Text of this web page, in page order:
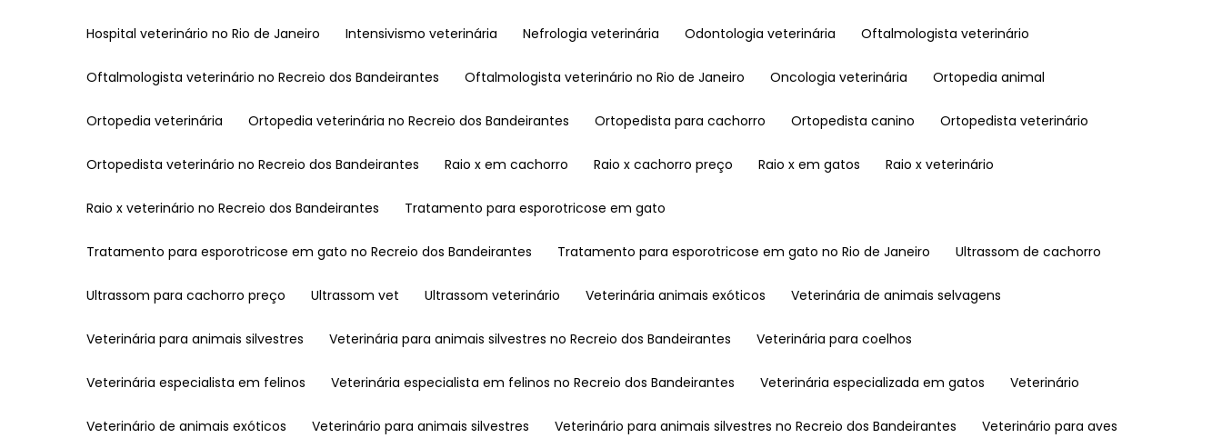
Hospital veterinário no Rio de Janeiro Intensivismo veterinária Nefrologia veterinária Odontologia veterinária Oftalmologista veterinário
Oftalmologista veterinário no Recreio dos Bandeirantes Oftalmologista veterinário no Rio de Janeiro Oncologia veterinária Ortopedia animal
Ortopedia veterinária Ortopedia veterinária no Recreio dos Bandeirantes Ortopedista para cachorro Ortopedista canino Ortopedista veterinário
Ortopedista veterinário no Recreio dos Bandeirantes Raio x em cachorro Raio x cachorro preço Raio x em gatos Raio x veterinário
Raio x veterinário no Recreio dos Bandeirantes Tratamento para esporotricose em gato
Tratamento para esporotricose em gato no Recreio dos Bandeirantes Tratamento para esporotricose em gato no Rio de Janeiro Ultrassom de cachorro
Ultrassom para cachorro preço Ultrassom vet Ultrassom veterinário Veterinária animais exóticos Veterinária de animais selvagens
Veterinária para animais silvestres Veterinária para animais silvestres no Recreio dos Bandeirantes Veterinária para coelhos
Veterinária especialista em felinos Veterinária especialista em felinos no Recreio dos Bandeirantes Veterinária especializada em gatos Veterinário
Veterinário de animais exóticos Veterinário para animais silvestres Veterinário para animais silvestres no Recreio dos Bandeirantes Veterinário para aves